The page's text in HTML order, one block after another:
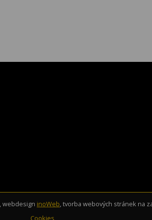
webdesign inoWeb, tvorba webových stránek na
Cookies